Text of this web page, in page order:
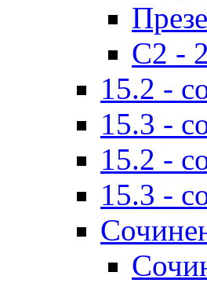
C2 -
15.2 -
15.3 -
15.2 -
15.3 -